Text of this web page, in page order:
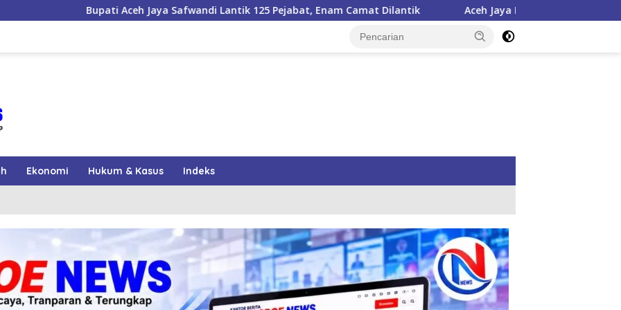
Jaya Safwandi Lantik 125 Pejabat, Enam Camat Dilantik Aceh Jaya Peroleh Bantuan APBN Cetak Sawah Baru
Ekonomi Hukum & Kasus Indeks